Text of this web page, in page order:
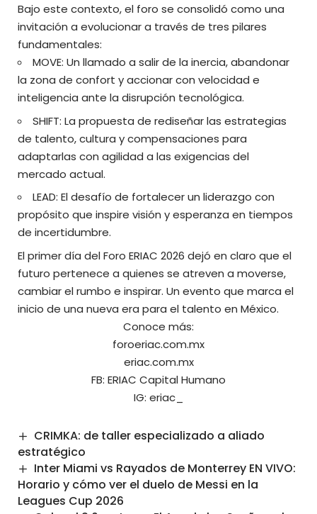
Bajo este contexto, el foro se consolidó como una
invitación a evolucionar a través de tres pilares
fundamentales:
MOVE: Un llamado a salir de la inercia, abandonar
la zona de confort y accionar con velocidad e
inteligencia ante la disrupción tecnológica.
SHIFT: La propuesta de rediseñar las estrategias
de talento, cultura y compensaciones para
adaptarlas con agilidad a las exigencias del
mercado actual.
LEAD: El desafío de fortalecer un liderazgo con
propósito que inspire visión y esperanza en tiempos
de incertidumbre.
El primer día del Foro ERIAC 2026 dejó en claro que el
futuro pertenece a quienes se atreven a moverse,
cambiar el rumbo e inspirar. Un evento que marca el
inicio de una nueva era para el talento en México.
Conoce más:
foroeriac.com.mx
eriac.com.mx
FB: ERIAC Capital Humano
IG: eriac_
CRIMKA: de taller especializado a aliado
estratégico
Inter Miami vs Rayados de Monterrey EN VIVO:
Horario y cómo ver el duelo de Messi en la
Leagues Cup 2026